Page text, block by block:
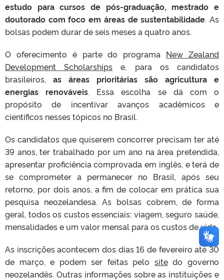
estudo para cursos de pós-graduação, mestrado e
doutorado com foco em áreas de sustentabilidade. As
bolsas podem durar de seis meses a quatro anos.
O oferecimento é parte do programa New Zealand
Development Scholarships e, para os candidatos
brasileiros, as áreas prioritárias são agricultura e
energias renováveis. Essa escolha se dá com o
propósito de incentivar avanços acadêmicos e
científicos nesses tópicos no Brasil.
Os candidatos que quiserem concorrer precisam ter até
39 anos, ter trabalhado por um ano na área pretendida,
apresentar proficiência comprovada em inglês, e terá de
se comprometer a permanecer no Brasil, após seu
retorno, por dois anos, a fim de colocar em prática sua
pesquisa neozelandesa. As bolsas cobrem, de forma
geral, todos os custos essenciais: viagem, seguro saúde,
mensalidades e um valor mensal para os custos de vida.
As inscrições acontecem dos dias 16 de fevereiro até 30
de março, e podem ser feitas pelo sitedo governo
neozelandês. Outras informações sobre as instituições e